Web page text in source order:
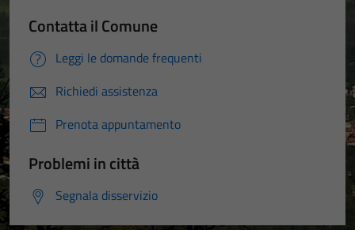
Contatta il Comune
Leggi le domande frequenti
Richiedi assistenza
Prenota appuntamento
Problemi in città
Segnala disservizio